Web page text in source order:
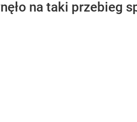
na taki przebieg